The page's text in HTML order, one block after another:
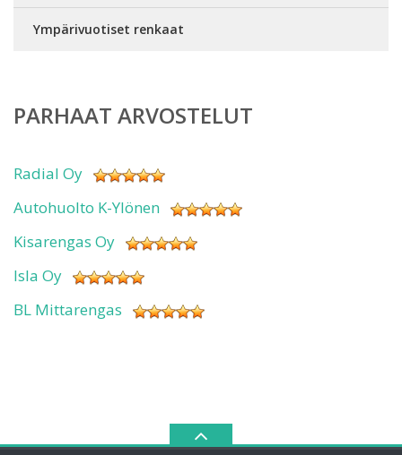
Ympärivuotiset renkaat
PARHAAT ARVOSTELUT
Radial Oy
Autohuolto K-Ylönen
Kisarengas Oy
Isla Oy
BL Mittarengas